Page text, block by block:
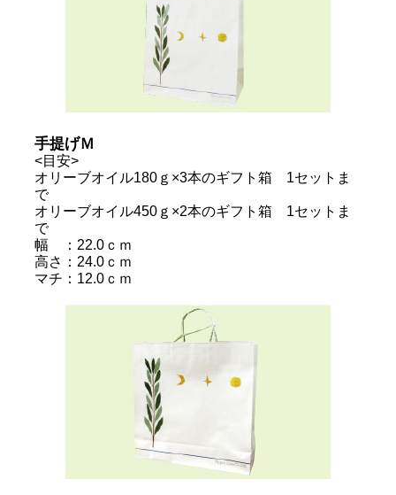
手提げＭ
<目安>
オリーブオイル180ｇ×3本のギフト箱 1セットま
で
オリーブオイル450ｇ×2本のギフト箱 1セットま
で
幅 ：22.0ｃｍ
高さ：24.0ｃｍ
マチ：12.0ｃｍ